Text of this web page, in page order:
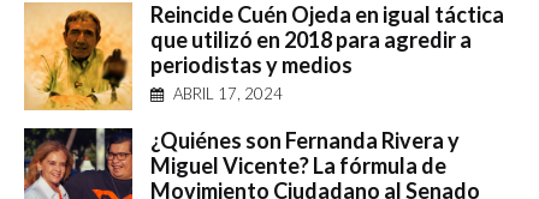
Reincide Cuén Ojeda en igual táctica
que utilizó en 2018 para agredir a
periodistas y medios
ABRIL 17, 2024
¿Quiénes son Fernanda Rivera y
Miguel Vicente? La fórmula de
Movimiento Ciudadano al Senado